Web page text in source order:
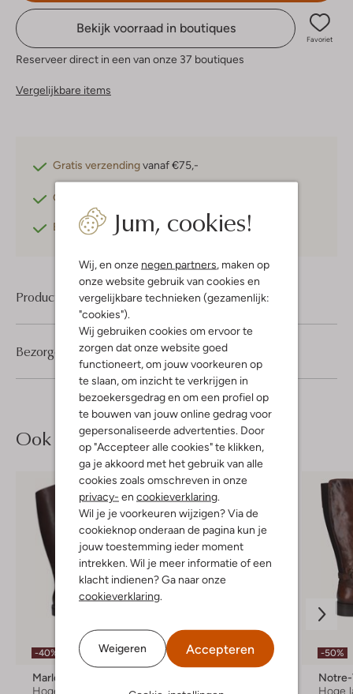
Jum, cookies!
Wij, en onze negen partners , maken op
onze website gebruik van cookies en
vergelijkbare technieken (gezamenlijk:
"cookies").
Wij gebruiken cookies om ervoor te
zorgen dat onze website goed
functioneert, om jouw voorkeuren op
te slaan, om inzicht te verkrijgen in
bezoekersgedrag en om een profiel op
te bouwen van jouw online gedrag voor
gepersonaliseerde advertenties. Door
op "Accepteer alle cookies" te klikken,
ga je akkoord met het gebruik van alle
cookies zoals omschreven in onze
privacy- en cookieverklaring
Wil je je voorkeuren wijzigen? Via de
cookieknop onderaan de pagina kun je
jouw toestemming ieder moment
intrekken. Wil je meer informatie of een
klacht indienen? Ga naar onze
cookieverklaring
Weigeren Accepteren
Bekijk voorraad in boutiques
Favoriet
Reserveer direct in een van onze 37 boutiques
Vergelijkbare items
Gratis verzendingvanaf €75,-
Gratis retourneren
Betaal achterafmet Klarna
Product informatie
Bezorgen & retourneren
Ook iets voor jou?
-40%
Marlou
Hoge laarzen
-50%
Hoge laarzen
-50%
Hoge